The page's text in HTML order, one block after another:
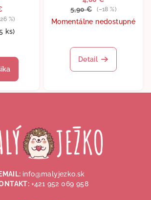
%)
ks)
5,90 €
(–18 %)
Momentálne nedostupné
Detail
EMAIL: info@malyjezko.sk
+421 952 069 958